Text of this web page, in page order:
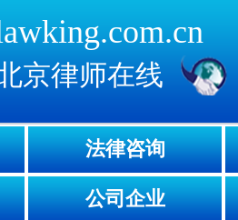
京律师在线
法律咨询
公司企业